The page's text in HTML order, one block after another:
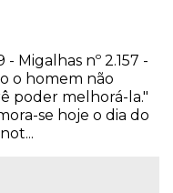
Migalhas nº 2.157 -
o homem não
poder melhorá-la."
se hoje o dia do